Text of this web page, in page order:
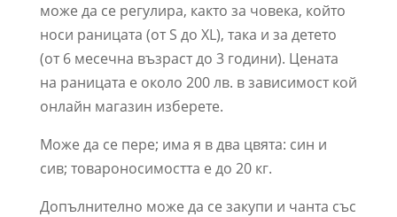
може да се регулира, както за човека, който
носи раницата (от S до XL), така и за детето
(от 6 месечна възраст до 3 години). Цената
на раницата е около 200 лв. в зависимост кой
онлайн магазин изберете.
Може да се пере; има я в два цвята: син и
сив; товароносимостта е до 20 кг.
Допълнително може да се закупи и чанта със